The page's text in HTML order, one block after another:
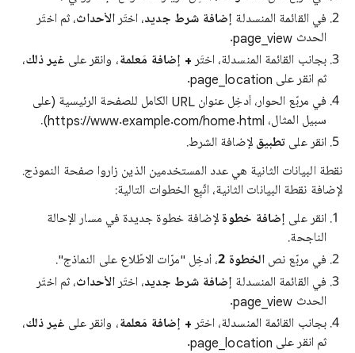
في القائمة المنسدلة إضافة شرط جديد، اختَرالأحداث، ثم اختَر
الحدث page_view.
بجانب القائمة المنسدلة، اختَر + إضافة مَعلمة، وانقر على غير ذلك،
ثم انقر على page_location.
في مربّع الحوار، أدخِل عنوان URL الكامل للصفحة الرئيسية (على
سبيل المثال، https://www.example.com/home.html).
انقر على تطبيق لإضافة الشرط.
نقطة البيانات الثانية هي عدد المستخدمين الذين زاروا صفحة النموذج.
لإضافة نقطة البيانات الثانية، اتّبِع الخطوات التالية:
انقر على إضافة خطوة لإضافة خطوة جديدة في مسار الإحالة
الناجحة.
في مربّع نص الخطوة 2
، أدخِل "مرّات الاطّلاع على النماذج".
في القائمة المنسدلة إضافة شرط جديد، اختَرالأحداث، ثم اختَر
الحدث page_view.
بجانب القائمة المنسدلة، اختَر + إضافة مَعلمة، وانقر على غير ذلك،
ثم انقر على page_location.